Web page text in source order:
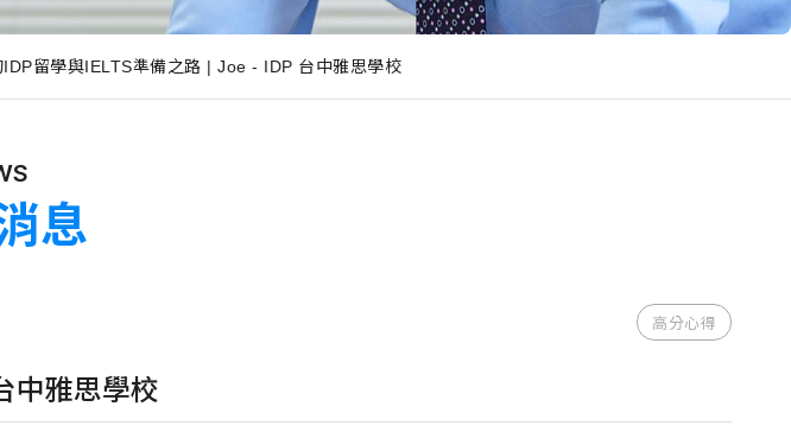
留學與IELTS準備之路 | Joe - IDP 台中雅思學校
息
高分心得
中雅思學校